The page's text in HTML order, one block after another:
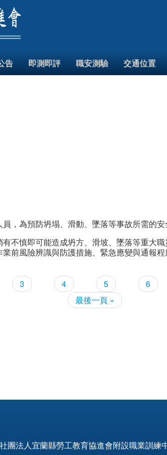
告 即測即評 職安測驗 交通位置
，為預防坍塌、滑動、墜落等事故所需的安
不慎即可能造成坍方、滑坡、墜落等重大職
前風險辨識與防護措施、緊急應變與通報程
3 4 5 6
最後一頁 »
社團法人宜蘭縣勞工教育協進會附設職業訓練